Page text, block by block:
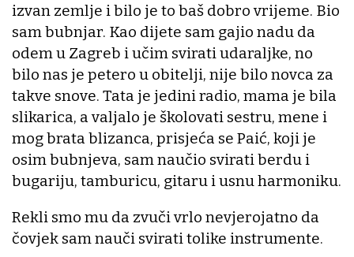
izvan zemlje i bilo je to baš dobro vrijeme. Bio
sam bubnjar. Kao dijete sam gajio nadu da
odem u Zagreb i učim svirati udaraljke, no
bilo nas je petero u obitelji, nije bilo novca za
takve snove. Tata je jedini radio, mama je bila
slikarica, a valjalo je školovati sestru, mene i
mog brata blizanca, prisjeća se Paić, koji je
osim bubnjeva, sam naučio svirati berdu i
bugariju, tamburicu, gitaru i usnu harmoniku.
Rekli smo mu da zvuči vrlo nevjerojatno da
čovjek sam nauči svirati tolike instrumente.